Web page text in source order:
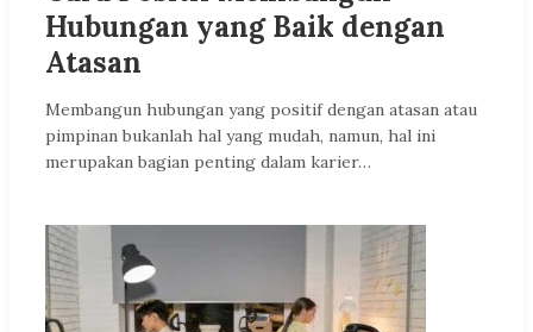
Hubungan yang Baik dengan
Atasan
Membangun hubungan yang positif dengan atasan atau
pimpinan bukanlah hal yang mudah, namun, hal ini
merupakan bagian penting dalam karier…